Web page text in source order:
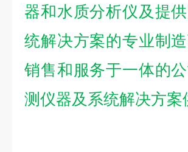
器和水质分析仪及提
统解决方案的专业制
销售和服务于一体的
测仪器及系统解决方案